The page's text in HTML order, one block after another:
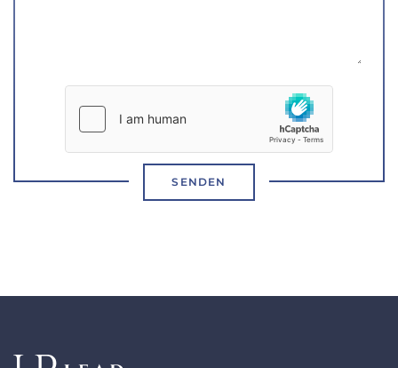
SENDEN